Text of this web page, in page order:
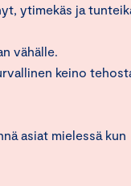
ytimekäs ja
vähälle.
keino
asiat mielessä kun